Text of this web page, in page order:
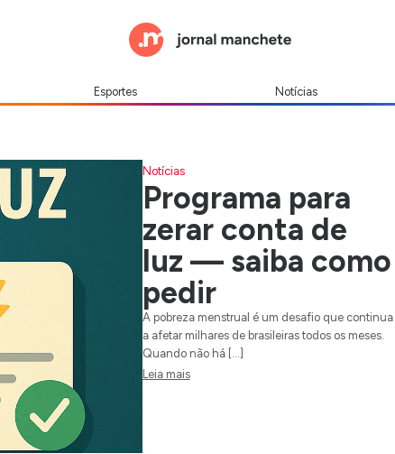
Esportes Notícias
Notícias
Programa para
zerar conta de
luz — saiba como
pedir
A pobreza menstrual é um desafio que continua
a afetar milhares de brasileiras todos os meses.
Quando não há […]
Leia mais